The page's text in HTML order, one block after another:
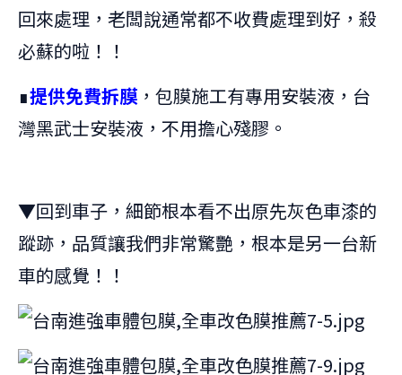
回來處理，老闆說通常都不收費處理到好，殺
必蘇的啦！！
∎提供免費拆膜 ，包膜施工有專用安裝液，台
灣黑武士安裝液，不用擔心殘膠。
▼回到車子，細節根本看不出原先灰色車漆的
蹤跡，品質讓我們非常驚艷，根本是另一台新
車的感覺！！